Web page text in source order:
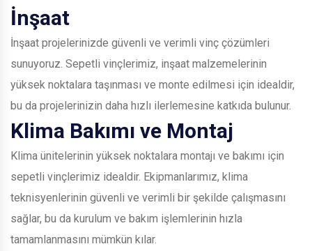
İnşaat
İnşaat projelerinizde güvenli ve verimli vinç çözümleri
sunuyoruz. Sepetli vinçlerimiz, inşaat malzemelerinin
yüksek noktalara taşınması ve monte edilmesi için idealdir,
bu da projelerinizin daha hızlı ilerlemesine katkıda bulunur.
Klima Bakımı ve Montaj
Klima ünitelerinin yüksek noktalara montajı ve bakımı için
sepetli vinçlerimiz idealdir. Ekipmanlarımız, klima
teknisyenlerinin güvenli ve verimli bir şekilde çalışmasını
sağlar, bu da kurulum ve bakım işlemlerinin hızla
tamamlanmasını mümkün kılar.